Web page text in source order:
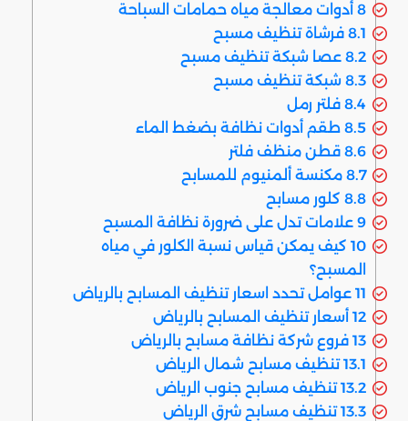
8 أدوات معالجة مياه حمامات السباحة
8.1 فرشاة تنظيف مسبح
8.2 عصا شبكة تنظيف مسبح
8.3 شبكة تنظيف مسبح
8.4 فلتر رمل
8.5 طقم أدوات نظافة بضغط الماء
8.6 قطن منظف فلتر
8.7 مكنسة ألمنيوم للمسابح
8.8 كلور مسابح
9 علامات تدل على ضرورة نظافة المسبح
10 كيف يمكن قياس نسبة الكلور في مياه
المسبح؟
11 عوامل تحدد اسعار تنظيف المسابح بالرياض
12 أسعار تنظيف المسابح بالرياض
13 فروع شركة نظافة مسابح بالرياض
13.1تنظيف مسابح شمال الرياض
13.2تنظيف مسابح جنوب الرياض
13.3تنظيف مسابح شرق الرياض